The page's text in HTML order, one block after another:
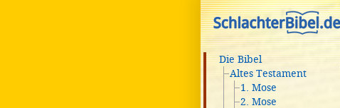
Die Bibel
Altes Testament
1. Mose
2. Mose